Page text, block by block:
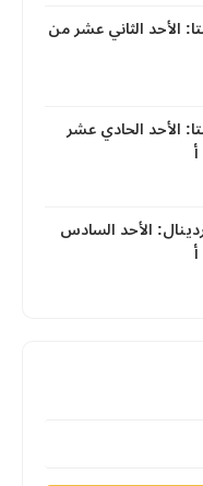
الأحد الثاني عشر من
الأحد الحادي عشر
الأحد السادس